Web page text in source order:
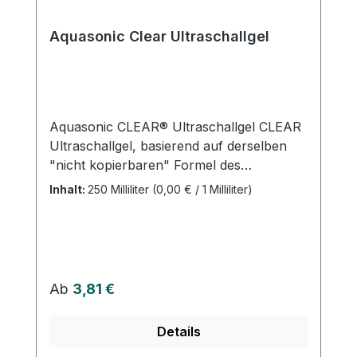
Aquasonic Clear Ultraschallgel
Aquasonic CLEAR® Ultraschallgel CLEAR
Ultraschallgel, basierend auf derselben
"nicht kopierbaren" Formel des
Weltstandards Aquasonic 100
Akustisch korrekt für den breiten
Hypoallergen, bakteriostatisch, nicht
Inhalt: 250 Milliliter (0,00 € / 1 Milliliter)
Regulärer Preis:
Ab 3,81 €
Details